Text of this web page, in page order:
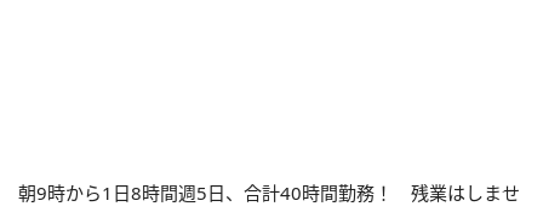
朝9時から1日8時間週5日、合計40時間勤務！ 残業はしませ